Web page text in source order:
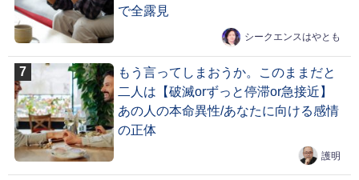
で全露見
シークエンスはやとも
もう言ってしまおうか。このままだと
二人は【破滅orずっと停滞or急接近】
あの人の本命異性/あなたに向ける感情
の正体
護明